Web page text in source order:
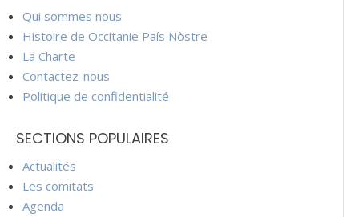
Qui sommes nous
Histoire de Occitanie País Nòstre
La Charte
Contactez-nous
Politique de confidentialité
SECTIONS POPULAIRES
Actualités
Les comitats
Agenda